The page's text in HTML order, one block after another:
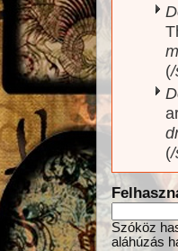
(
(
Szóköz
aláhúzás